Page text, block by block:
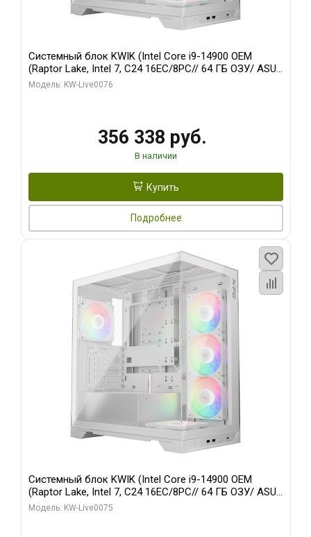
Системный блок KWIK (Intel Core i9-14900 OEM
(Raptor Lake, Intel 7, C24 16EC/8PC// 64 ГБ ОЗУ/ ASUS
RTX5080 PRIME EVO OC 16GB GDDR7 256bit 3xDP
Модель: KW-Live0076
356 338 руб.
В наличии
Купить
Подробнее
Системный блок KWIK (Intel Core i9-14900 OEM
(Raptor Lake, Intel 7, C24 16EC/8PC// 64 ГБ ОЗУ/ ASUS
RTX5080 PRIME EVO OC 16GB GDDR7 256bit 3xDP
Модель: KW-Live0075